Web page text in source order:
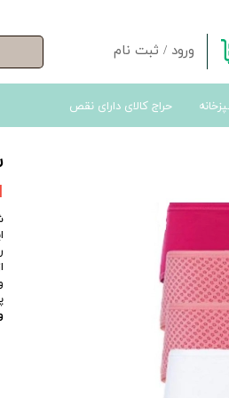
ورود / ثبت نام
تغییر گذر واژه
حراج کالای دارای نقص